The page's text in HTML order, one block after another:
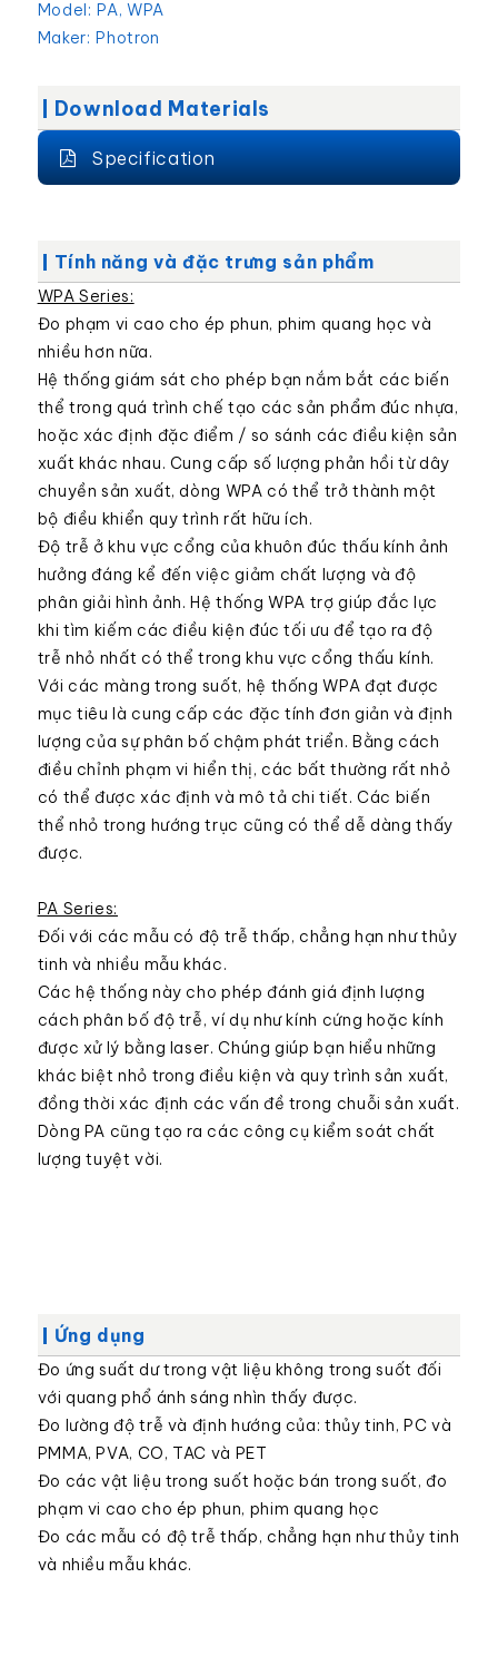
Model: PA, WPA
Maker: Photron
Download Materials
Specification
Tính năng và đặc trưng sản phẩm
WPA Series:
Đo phạm vi cao cho ép phun, phim quang học và
nhiều hơn nữa.
Hệ thống giám sát cho phép bạn nắm bắt các biến
thể trong quá trình chế tạo các sản phẩm đúc nhựa,
hoặc xác định đặc điểm / so sánh các điều kiện sản
xuất khác nhau. Cung cấp số lượng phản hồi từ dây
chuyền sản xuất, dòng WPA có thể trở thành một
bộ điều khiển quy trình rất hữu ích.
Độ trễ ở khu vực cổng của khuôn đúc thấu kính ảnh
hưởng đáng kể đến việc giảm chất lượng và độ
phân giải hình ảnh. Hệ thống WPA trợ giúp đắc lực
khi tìm kiếm các điều kiện đúc tối ưu để tạo ra độ
trễ nhỏ nhất có thể trong khu vực cổng thấu kính.
Với các màng trong suốt, hệ thống WPA đạt được
mục tiêu là cung cấp các đặc tính đơn giản và định
lượng của sự phân bố chậm phát triển. Bằng cách
điều chỉnh phạm vi hiển thị, các bất thường rất nhỏ
có thể được xác định và mô tả chi tiết. Các biến
thể nhỏ trong hướng trục cũng có thể dễ dàng thấy
được.
PA Series:
Đối với các mẫu có độ trễ thấp, chẳng hạn như thủy
tinh và nhiều mẫu khác.
Các hệ thống này cho phép đánh giá định lượng
cách phân bố độ trễ, ví dụ như kính cứng hoặc kính
được xử lý bằng laser. Chúng giúp bạn hiểu những
khác biệt nhỏ trong điều kiện và quy trình sản xuất,
đồng thời xác định các vấn đề trong chuỗi sản xuất.
Dòng PA cũng tạo ra các công cụ kiểm soát chất
lượng tuyệt vời.
Ứng dụng
Đo ứng suất dư trong vật liệu không trong suốt đối
với quang phổ ánh sáng nhìn thấy được.
Đo lường độ trễ và định hướng của: thủy tinh, PC và
PMMA, PVA, CO, TAC và PET
Đo các vật liệu trong suốt hoặc bán trong suốt, đo
phạm vi cao cho ép phun, phim quang học
Đo các mẫu có độ trễ thấp, chẳng hạn như thủy tinh
và nhiều mẫu khác.